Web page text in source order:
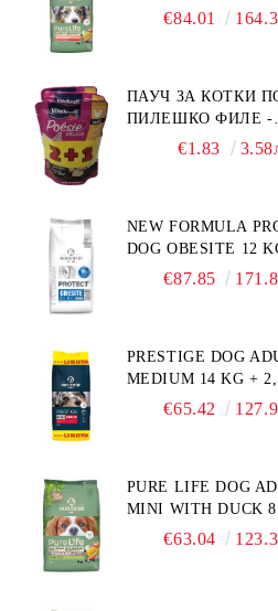
КГ - ПЪЛНОЦЕННА
ОТ 10 – 25 КГ, СЪС
БЕЗ ЗЪРНО, БЕЗ
ПРОИЗВЕДЕНА
€84.01
ПАУЧ ЗА КОТКИ
ПИЛЕШКО ФИЛЕ -
ПРОМОКОМПЛЕКТ
€1.83
NEW FORMULA
DOG OBESITE 12
ПЪЛНОЦЕННА
ПОТРЕБНОСТИ:
"НАМАЛЯВАНЕ НА
НАДНОРМЕНО
€87.85
PRESTIGE DOG
MEDIUM 14 KG +
ГРАТИС -
ВЪВ ФРАНЦИЯ.
€65.42
PURE LIFE DOG
MINI WITH DUCK
ПЪЛНОЦЕННА
€63.04